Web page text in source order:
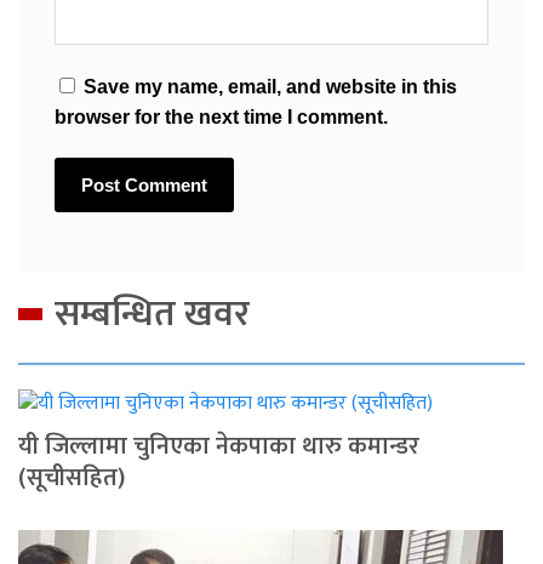
Save my name, email, and website in this
browser for the next time I comment.
सम्बन्धित खवर
यी जिल्लामा चुनिएका नेकपाका थारु कमान्डर
(सूचीसहित)